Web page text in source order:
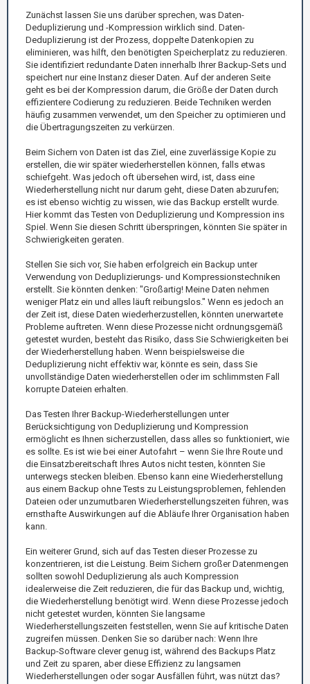
Zunächst lassen Sie uns darüber sprechen, was Daten-
Deduplizierung und -Kompression wirklich sind. Daten-
Deduplizierung ist der Prozess, doppelte Datenkopien zu
eliminieren, was hilft, den benötigten Speicherplatz zu reduzieren.
Sie identifiziert redundante Daten innerhalb Ihrer Backup-Sets und
speichert nur eine Instanz dieser Daten. Auf der anderen Seite
geht es bei der Kompression darum, die Größe der Daten durch
effizientere Codierung zu reduzieren. Beide Techniken werden
häufig zusammen verwendet, um den Speicher zu optimieren und
die Übertragungszeiten zu verkürzen.
Beim Sichern von Daten ist das Ziel, eine zuverlässige Kopie zu
erstellen, die wir später wiederherstellen können, falls etwas
schiefgeht. Was jedoch oft übersehen wird, ist, dass eine
Wiederherstellung nicht nur darum geht, diese Daten abzurufen;
es ist ebenso wichtig zu wissen, wie das Backup erstellt wurde.
Hier kommt das Testen von Deduplizierung und Kompression ins
Spiel. Wenn Sie diesen Schritt überspringen, könnten Sie später in
Schwierigkeiten geraten.
Stellen Sie sich vor, Sie haben erfolgreich ein Backup unter
Verwendung von Deduplizierungs- und Kompressionstechniken
erstellt. Sie könnten denken: "Großartig! Meine Daten nehmen
weniger Platz ein und alles läuft reibungslos." Wenn es jedoch an
der Zeit ist, diese Daten wiederherzustellen, könnten unerwartete
Probleme auftreten. Wenn diese Prozesse nicht ordnungsgemäß
getestet wurden, besteht das Risiko, dass Sie Schwierigkeiten bei
der Wiederherstellung haben. Wenn beispielsweise die
Deduplizierung nicht effektiv war, könnte es sein, dass Sie
unvollständige Daten wiederherstellen oder im schlimmsten Fall
korrupte Dateien erhalten.
Das Testen Ihrer Backup-Wiederherstellungen unter
Berücksichtigung von Deduplizierung und Kompression
ermöglicht es Ihnen sicherzustellen, dass alles so funktioniert, wie
es sollte. Es ist wie bei einer Autofahrt – wenn Sie Ihre Route und
die Einsatzbereitschaft Ihres Autos nicht testen, könnten Sie
unterwegs stecken bleiben. Ebenso kann eine Wiederherstellung
aus einem Backup ohne Tests zu Leistungsproblemen, fehlenden
Dateien oder unzumutbaren Wiederherstellungszeiten führen, was
ernsthafte Auswirkungen auf die Abläufe Ihrer Organisation haben
kann.
Ein weiterer Grund, sich auf das Testen dieser Prozesse zu
konzentrieren, ist die Leistung. Beim Sichern großer Datenmengen
sollten sowohl Deduplizierung als auch Kompression
idealerweise die Zeit reduzieren, die für das Backup und, wichtig,
die Wiederherstellung benötigt wird. Wenn diese Prozesse jedoch
nicht getestet wurden, könnten Sie langsame
Wiederherstellungszeiten feststellen, wenn Sie auf kritische Daten
zugreifen müssen. Denken Sie so darüber nach: Wenn Ihre
Backup-Software clever genug ist, während des Backups Platz
und Zeit zu sparen, aber diese Effizienz zu langsamen
Wiederherstellungen oder sogar Ausfällen führt, was nützt das?